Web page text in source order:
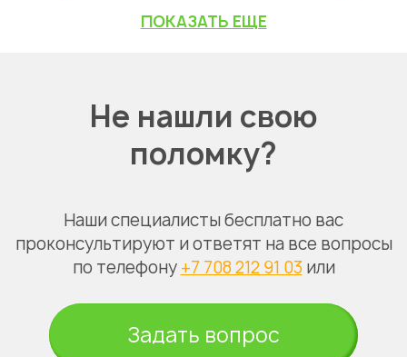
ПОКАЗАТЬ ЕЩЕ
Не нашли свою
поломку?
Наши специалисты бесплатно вас
проконсультируют и ответят на все вопросы
по телефону +7 708 212 91 03 или
Задать вопрос